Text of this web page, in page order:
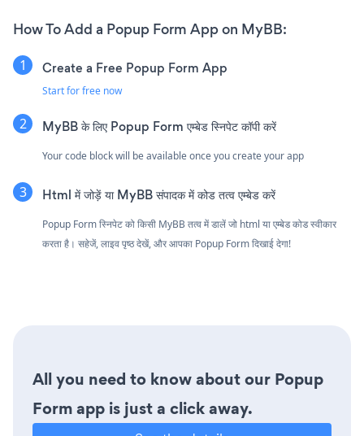
How To Add a Popup Form App on MyBB:
Create a Free Popup Form App
Start for free now
MyBB के लिए Popup Form एम्बेड स्निपेट कॉपी करें
Your code block will be available once you create your app
Html में जोड़ें या MyBB संपादक में कोड तत्व एम्बेड करें
Popup Form स्निपेट को किसी MyBB तत्व में डालें जो html या एम्बेड कोड स्वीकार
करता है। सहेजें, लाइव पृष्ठ देखें, और आपका Popup Form दिखाई देगा!
All you need to know about our Popup
Form app is just a click away.